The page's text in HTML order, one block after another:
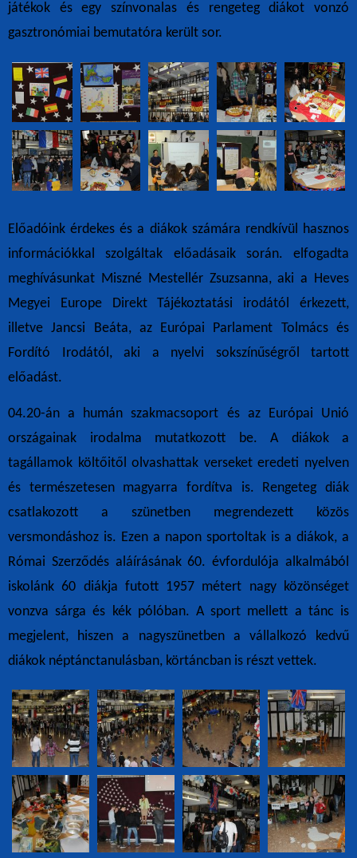
játékok és egy színvonalas és rengeteg diákot vonzó
gasztronómiai bemutatóra került sor.
Előadóink érdekes és a diákok számára rendkívül hasznos
információkkal szolgáltak előadásaik során. elfogadta
meghívásunkat Miszné Mestellér Zsuzsanna, aki a Heves
Megyei Europe Direkt Tájékoztatási irodától érkezett,
illetve Jancsi Beáta, az Európai Parlament Tolmács és
Fordító Irodától, aki a nyelvi sokszínűségről tartott
előadást.
04.20-án a humán szakmacsoport és az Európai Unió
országainak irodalma mutatkozott be. A diákok a
tagállamok költőitől olvashattak verseket eredeti nyelven
és természetesen magyarra fordítva is. Rengeteg diák
csatlakozott a szünetben megrendezett közös
versmondáshoz is. Ezen a napon sportoltak is a diákok, a
Római Szerződés aláírásának 60. évfordulója alkalmából
iskolánk 60 diákja futott 1957 métert nagy közönséget
vonzva sárga és kék pólóban. A sport mellett a tánc is
megjelent, hiszen a nagyszünetben a vállalkozó kedvű
diákok néptánctanulásban, körtáncban is részt vettek.